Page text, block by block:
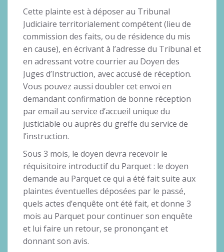
Cette plainte est à déposer au Tribunal
Judiciaire territorialement compétent (lieu de
commission des faits, ou de résidence du mis
en cause), en écrivant à l’adresse du Tribunal et
en adressant votre courrier au Doyen des
Juges d’Instruction, avec accusé de réception.
Vous pouvez aussi doubler cet envoi en
demandant confirmation de bonne réception
par email au service d’accueil unique du
justiciable ou auprès du greffe du service de
l’instruction.
Sous 3 mois, le doyen devra recevoir le
réquisitoire introductif du Parquet : le doyen
demande au Parquet ce qui a été fait suite aux
plaintes éventuelles déposées par le passé,
quels actes d’enquête ont été fait, et donne 3
mois au Parquet pour continuer son enquête
et lui faire un retour, se prononçant et
donnant son avis.